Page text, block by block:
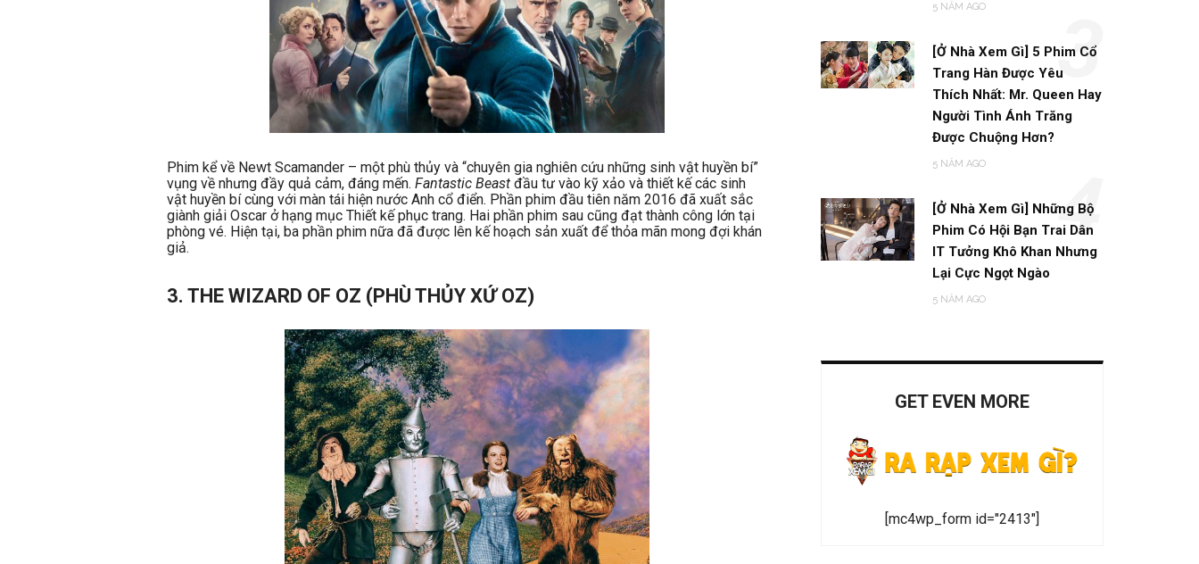
Phim kể về Newt Scamander – một phù thủy và “chuyên gia nghiên cứu những sinh vật huyền bí”
vụng về nhưng đầy quả cảm, đáng mến. Fantastic Beast đầu tư vào kỹ xảo và thiết kế các sinh
vật huyền bí cùng với màn tái hiện nước Anh cổ điển. Phần phim đầu tiên năm 2016 đã xuất sắc
giành giải Oscar ở hạng mục Thiết kế phục trang. Hai phần phim sau cũng đạt thành công lớn tại
phòng vé. Hiện tại, ba phần phim nữa đã được lên kế hoạch sản xuất để thỏa mãn mong đợi khán
giả.
3. THE WIZARD OF OZ (PHÙ THỦY XỨ OZ)
5 NĂM AGO
[Ở Nhà Xem Gì] 5 Phim Cổ
Trang Hàn Được Yêu
Thích Nhất: Mr. Queen Hay
Người Tình Ánh Trăng
Được Chuộng Hơn?
5 NĂM AGO
3
[Ở Nhà Xem Gì] Những Bộ
Phim Có Hội Bạn Trai Dân
IT Tưởng Khô Khan Nhưng
Lại Cực Ngọt Ngào
5 NĂM AGO
4
GET EVEN MORE
[mc4wp_form id="2413"]